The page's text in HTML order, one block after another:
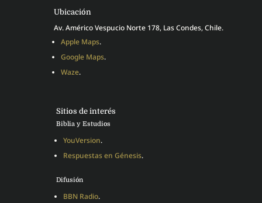
Ubicación
Av. Américo Vespucio Norte 178, Las Condes, Chile.
Apple Maps.
Google Maps.
Waze.
Sitios de interés
Biblia y Estudios
YouVersion.
Respuestas en Génesis.
Difusión
BBN Radio.